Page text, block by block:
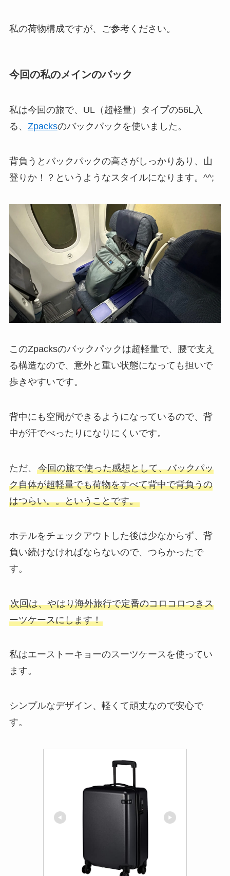
私の荷物構成ですが、ご参考ください。
今回の私のメインのバック
私は今回の旅で、UL（超軽量）タイプの56L入
る、 Zpacksのバックパックを使いました。
背負うとバックパックの高さがしっかりあり、山
登りか！？というようなスタイルになります。^^;
このZpacksのバックパックは超軽量で、腰で支え
る構造なので、意外と重い状態になっても担いで
歩きやすいです。
背中にも空間ができるようになっているので、背
中が汗でべったりになりにくいです。
ただ、 今回の旅で使った感想として、バックパッ
ク自体が超軽量でも荷物をすべて背中で背負うの
はつらい。。ということです。
ホテルをチェックアウトした後は少なからず、背
負い続けなければならないので、つらかったで
す。
次回は、やはり海外旅行で定番のコロコロつきス
ーツケースにします！
私はエーストーキョーのスーツケースを使ってい
ます。
シンプルなデザイン、軽くて頑丈なので安心で
す。